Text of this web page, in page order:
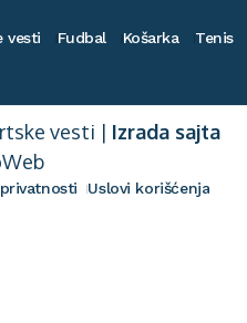
vesti Fudbal Košarka Tenis
vesti | Izrada sajta
Uslovi korišćenja